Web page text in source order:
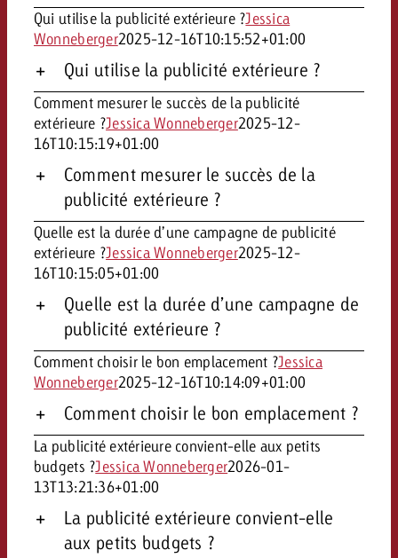
Qui utilise la publicité extérieure ?Jessica
Wonneberger2025-12-16T10:15:52+01:00
Qui utilise la publicité extérieure ?
Comment mesurer le succès de la publicité
extérieure ?Jessica Wonneberger2025-12-
16T10:15:19+01:00
Comment mesurer le succès de la
publicité extérieure ?
Quelle est la durée d’une campagne de publicité
extérieure ?Jessica Wonneberger2025-12-
16T10:15:05+01:00
Quelle est la durée d’une campagne de
publicité extérieure ?
Comment choisir le bon emplacement ?Jessica
Wonneberger2025-12-16T10:14:09+01:00
Comment choisir le bon emplacement ?
La publicité extérieure convient-elle aux petits
budgets ?Jessica Wonneberger2026-01-
13T13:21:36+01:00
La publicité extérieure convient-elle
aux petits budgets ?